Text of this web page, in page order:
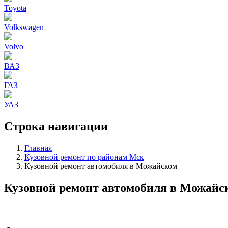
Toyota
Volkswagen
Volvo
ВАЗ
ГАЗ
УАЗ
Строка навигации
Главная
Кузовной ремонт по районам Мск
Кузовной ремонт автомобиля в Можайском
Кузовной ремонт автомобиля в